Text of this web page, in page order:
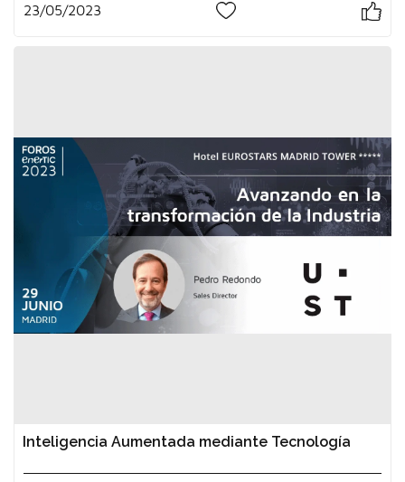
23/05/2023
Inteligencia Aumentada mediante Tecnología